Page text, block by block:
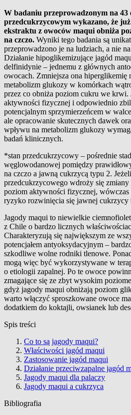
W badaniu przeprowadzonym na 43
przedcukrzycowym wykazano, że
ekstraktu z owoców maqui obniża
na czczo. Wyniki tego badania są
przeprowadzono je na ludziach, a nie
Działanie hipoglikemizujące jagód
delfinidynie – jednemu z głównych
owocach. Zmniejsza ona hiperglikemię
metabolizm glukozy w komórkach
przez co obniża poziom cukru we krwi.
aktywności fizycznej i odpowiednio
potencjalnym sprzymierzeńcem w
ale opracowanie skutecznych dawek
wpływu na metabolizm glukozy
badań klinicznych.
*stan przedcukrzycowy – pośrednie
węglowodanowej pomiędzy
na czczo a jawną cukrzycą typu 2.
przedcukrzycowego wdroży się
poziom aktywności fizycznej,
ryzyko rozwinięcia się jawnej cukrzycy
Jagody maqui to niewielkie
z Chile o bardzo licznych
Charakteryzują się największym ze
potencjałem antyoksydacyjnym –
szkodliwe wolne rodniki tlenowe.
mogą więc być wykorzystywane w
o etiologii zapalnej. Po te owoce
zmagające się ze zbyt wysokim
gdyż jagody maqui obniżają poziom
warto włączyć sproszkowane owoce
dodatkiem do koktajli, owsianek lub
Spis treści
Co to są jagody maqui?
Właściwości jagód maqui
Zastosowanie jagód maqui
Działanie przeciwzapalne jagód
Jagody maqui dla palaczy
Jagody maqui a cukrzyca
Bibliografia